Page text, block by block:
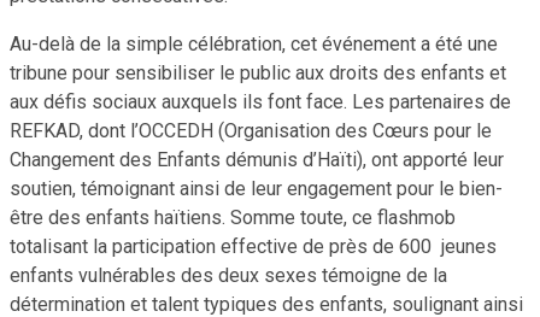
Au-delà de la simple célébration, cet événement a été une
tribune pour sensibiliser le public aux droits des enfants et
aux défis sociaux auxquels ils font face. Les partenaires de
REFKAD, dont l’OCCEDH (Organisation des Cœurs pour le
Changement des Enfants démunis d’Haïti), ont apporté leur
soutien, témoignant ainsi de leur engagement pour le bien-
être des enfants haïtiens. Somme toute, ce flashmob
totalisant la participation effective de près de 600 jeunes
enfants vulnérables des deux sexes témoigne de la
détermination et talent typiques des enfants, soulignant ainsi